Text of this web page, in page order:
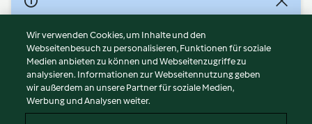
© Copyright 2026
Nutzungsbedingungen
Datenschutzrichtlinien
Disclaimer
Impressum
Cookies
Wir verwenden Cookies, um Inhalte und den
Webseitenbesuch zu personalisieren, Funktionen für soziale
Medien anbieten zu können und Webseitenzugriffe zu
analysieren. Informationen zur Webseitennutzung geben
wir außerdem an unsere Partner für soziale Medien,
Werbung und Analysen weiter.